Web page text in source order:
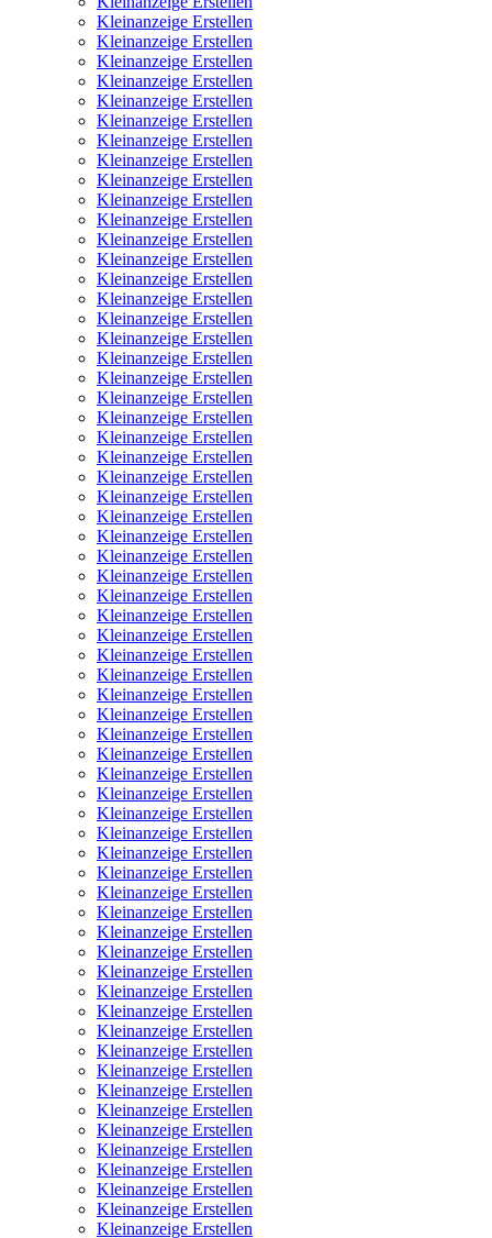
Kleinanzeige Erstellen
Kleinanzeige Erstellen
Kleinanzeige Erstellen
Kleinanzeige Erstellen
Kleinanzeige Erstellen
Kleinanzeige Erstellen
Kleinanzeige Erstellen
Kleinanzeige Erstellen
Kleinanzeige Erstellen
Kleinanzeige Erstellen
Kleinanzeige Erstellen
Kleinanzeige Erstellen
Kleinanzeige Erstellen
Kleinanzeige Erstellen
Kleinanzeige Erstellen
Kleinanzeige Erstellen
Kleinanzeige Erstellen
Kleinanzeige Erstellen
Kleinanzeige Erstellen
Kleinanzeige Erstellen
Kleinanzeige Erstellen
Kleinanzeige Erstellen
Kleinanzeige Erstellen
Kleinanzeige Erstellen
Kleinanzeige Erstellen
Kleinanzeige Erstellen
Kleinanzeige Erstellen
Kleinanzeige Erstellen
Kleinanzeige Erstellen
Kleinanzeige Erstellen
Kleinanzeige Erstellen
Kleinanzeige Erstellen
Kleinanzeige Erstellen
Kleinanzeige Erstellen
Kleinanzeige Erstellen
Kleinanzeige Erstellen
Kleinanzeige Erstellen
Kleinanzeige Erstellen
Kleinanzeige Erstellen
Kleinanzeige Erstellen
Kleinanzeige Erstellen
Kleinanzeige Erstellen
Kleinanzeige Erstellen
Kleinanzeige Erstellen
Kleinanzeige Erstellen
Kleinanzeige Erstellen
Kleinanzeige Erstellen
Kleinanzeige Erstellen
Kleinanzeige Erstellen
Kleinanzeige Erstellen
Kleinanzeige Erstellen
Kleinanzeige Erstellen
Kleinanzeige Erstellen
Kleinanzeige Erstellen
Kleinanzeige Erstellen
Kleinanzeige Erstellen
Kleinanzeige Erstellen
Kleinanzeige Erstellen
Kleinanzeige Erstellen
Kleinanzeige Erstellen
Kleinanzeige Erstellen
Kleinanzeige Erstellen